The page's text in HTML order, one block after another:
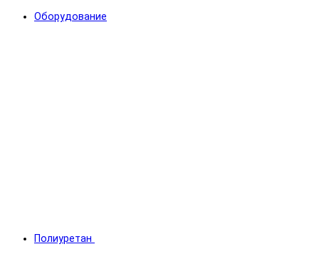
Оборудование
Полиуретан